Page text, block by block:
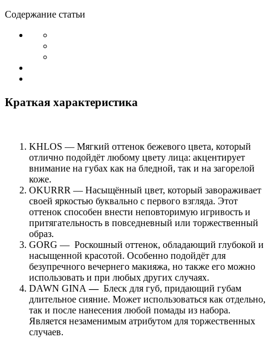
Содержание статьи
Краткая характеристика
KHLOS — Мягкий оттенок бежевого цвета, который
отлично подойдёт любому цвету лица: акцентирует
внимание на губах как на бледной, так и на загорелой
коже.
OKURRR — Насыщённый цвет, который завораживает
своей яркостью буквально с первого взгляда. Этот
оттенок способен внести неповторимую игривость и
притягательность в повседневный или торжественный
образ.
GORG — Роскошный оттенок, обладающий глубокой и
насыщенной красотой. Особенно подойдёт для
безупречного вечернего макияжа, но также его можно
использовать и при любых других случаях.
DAWN GINA — Блеск для губ, придающий губам
длительное сияние. Может использоваться как отдельно,
так и после нанесения любой помады из набора.
Является незаменимым атрибутом для торжественных
случаев.